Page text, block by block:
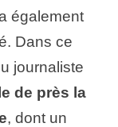
également
Dans ce
journaliste
de près la
, dont un